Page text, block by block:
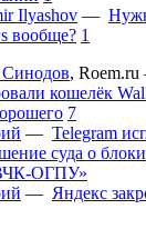
Ilyashov —
вообще? 1
, Roem.ru
кошелёк
7
— Telegram
суда о
ОГПУ»
— Яндекс